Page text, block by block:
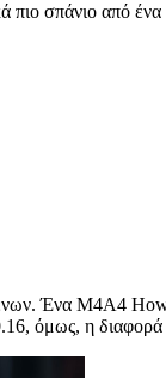
πιο σπάνιο από
Ένα M4A4
όμως, η διαφορά